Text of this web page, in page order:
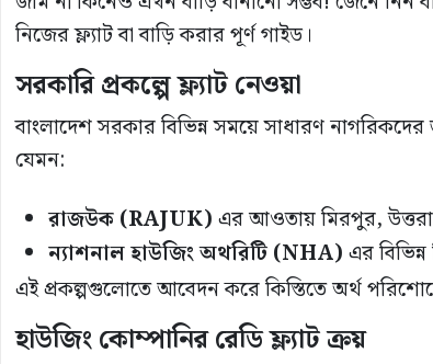
নিজের ফ্ল্যাট বা বাড়ি করার পূর্ণ গাইড।
সরকারি প্রকল্পে ফ্ল্যাট নেওয়া
বাংলাদেশ সরকার বিভিন্ন সময়ে সাধারণ নাগরিকদের
যেমন:
রাজউক (RAJUK)এর আওতায় মিরপুর,
ন্যাশনাল হাউজিং অথরিটি (NHA)এর
এই প্রকল্পগুলোতে আবেদন করে কিস্তিতে অর্থ
হাউজিং কোম্পানির রেডি ফ্ল্যাট ক্রয়